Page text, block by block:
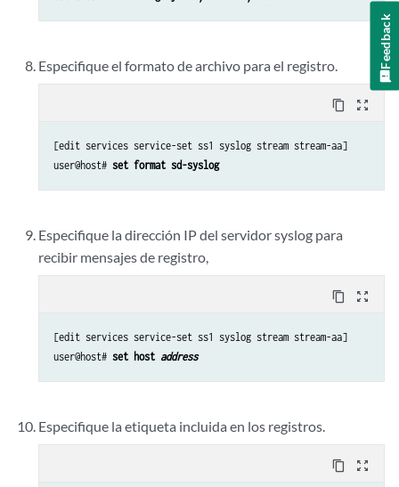
Especifique el formato de archivo para el registro.
content_copy zoom_out_map
[edit services service-set ss1 syslog stream stream-aa]
user@host# set format sd-syslog
Especifique la dirección IP del servidor syslog para
recibir mensajes de registro,
content_copy zoom_out_map
[edit services service-set ss1 syslog stream stream-aa]
user@host# set host address
Especifique la etiqueta incluida en los registros.
content_copy zoom_out_map
Feedback